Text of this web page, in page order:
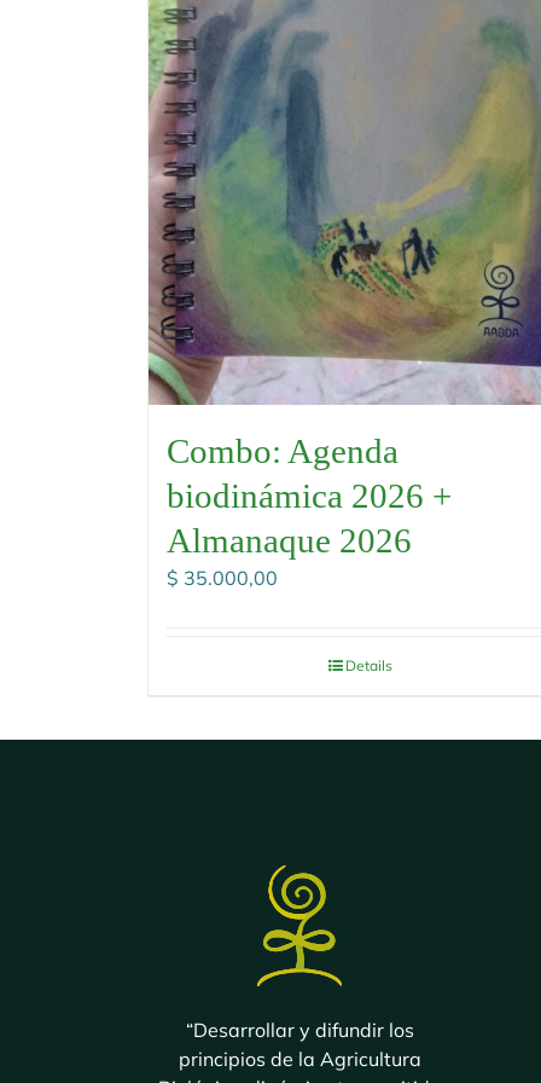
Combo: Agenda
biodinámica 2026 +
Almanaque 2026
$ 35.000,00
Details
“Desarrollar y difundir los
principios de la Agricultura